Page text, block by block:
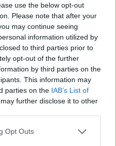
use the below opt-out
Please note that after your
may continue seeing
information utilized by
to third parties prior to
opt-out of the further
by third parties on the
This information may
parties on the IAB’s List of
further disclose it to other
Opt Outs